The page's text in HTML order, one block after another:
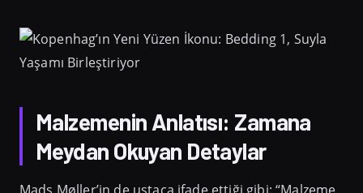
Malzemenin Anlatısı: Zamana
Meydan Okuyan Detaylar